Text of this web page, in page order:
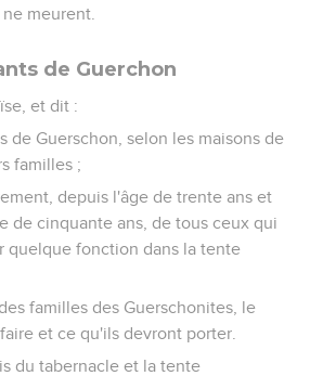
meurent.
de Guerchon
et dit :
de Guerschon, selon les maisons de
familles ;
depuis l'âge de trente ans et
de cinquante ans, de tous ceux qui
quelque fonction dans la tente
familles des Guerschonites, le
et ce qu'ils devront porter.
du tabernacle et la tente